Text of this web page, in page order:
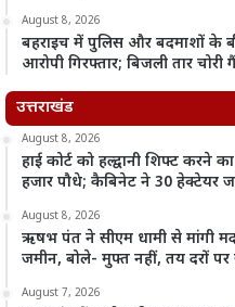
August 8, 2026
बहराइच में पुलिस और बदमाशों के
आरोपी गिरफ्तार; बिजली तार
उत्तराखंड
August 8, 2026
हाई कोर्ट को हल्द्वानी शिफ्ट करने
हजार पौधे; कैबिनेट ने 30 हेक्टेयर
August 8, 2026
ऋषभ पंत ने सीएम धामी से मांगी
जमीन, बोले- मुफ्त नहीं, तय दरों पर
August 7, 2026